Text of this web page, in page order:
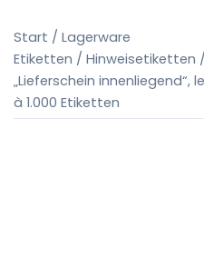
Start / Lagerware
Etiketten / Hinweisetiketten
„Lieferschein innenliegend“,
à 1.000 Etiketten